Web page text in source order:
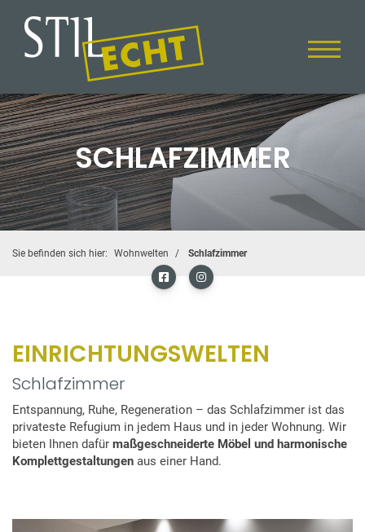
SCHLAFZIMMER
Sie befinden sich hier: Wohnwelten Schlafzimmer
EINRICHTUNGSWELTEN
Schlafzimmer
Entspannung, Ruhe, Regeneration – das Schlafzimmer ist das
privateste Refugium in jedem Haus und in jeder Wohnung. Wir
bieten Ihnen dafür maßgeschneiderte Möbel und harmonische
Komplettgestaltungen aus einer Hand.